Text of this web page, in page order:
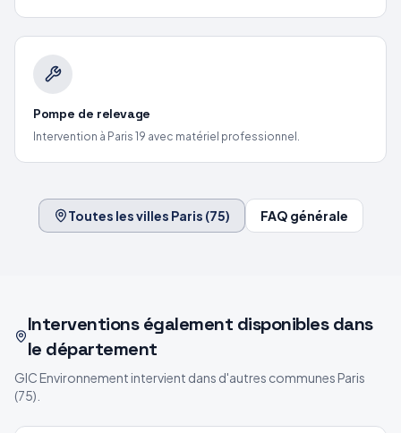
Pompe de relevage
Intervention à Paris 19 avec matériel professionnel.
Toutes les villes Paris (75) FAQ générale
Interventions également disponibles dans
le département
GIC Environnement intervient dans d'autres communesParis
(75).